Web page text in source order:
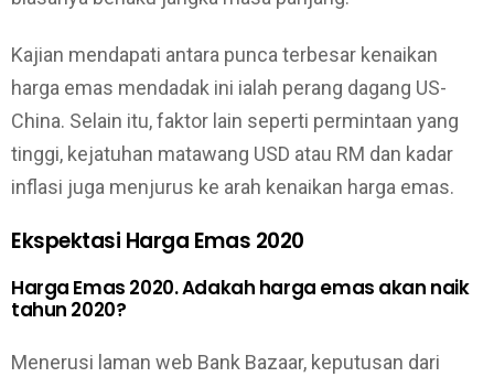
Kajian mendapati antara punca terbesar kenaikan
harga emas mendadak ini ialah perang dagang US-
China. Selain itu, faktor lain seperti permintaan yang
tinggi, kejatuhan matawang USD atau RM dan kadar
inflasi juga menjurus ke arah kenaikan harga emas.
Ekspektasi Harga Emas 2020
Harga Emas 2020. Adakah harga emas akan naik
tahun 2020?
Menerusi laman web Bank Bazaar, keputusan dari